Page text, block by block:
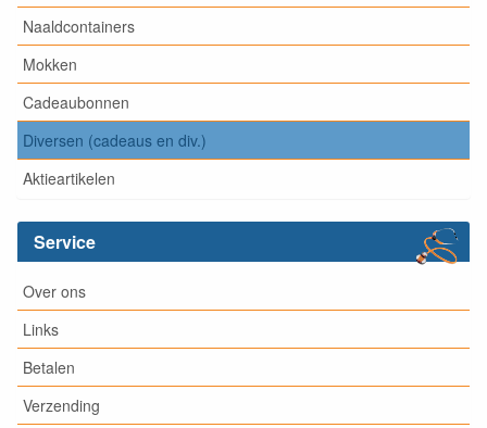
Naaldcontainers
Mokken
Cadeaubonnen
Diversen (cadeaus en div.)
Aktieartikelen
Service
Over ons
Links
Betalen
Verzending